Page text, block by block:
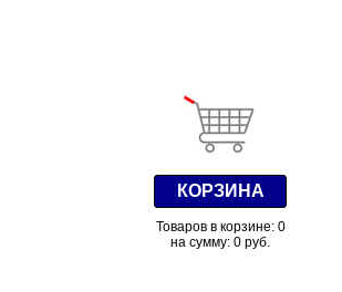
КОРЗИНА
Товаров в корзине: 0
на сумму: 0 руб.